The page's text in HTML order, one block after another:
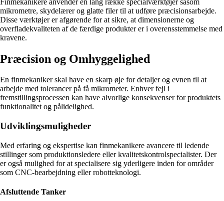
mikrometre, skydelærer og glatte filer til at udføre præcisionsarbejde.
Disse værktøjer er afgørende for at sikre, at dimensionerne og
overfladekvaliteten af de færdige produkter er i overensstemmelse med
kravene.
Præcision og Omhyggelighed
En finmekaniker skal have en skarp øje for detaljer og evnen til at
arbejde med tolerancer på få mikrometer. Enhver fejl i
fremstillingsprocessen kan have alvorlige konsekvenser for produktets
funktionalitet og pålidelighed.
Udviklingsmuligheder
Med erfaring og ekspertise kan finmekanikere avancere til ledende
stillinger som produktionsledere eller kvalitetskontrolspecialister. Der
er også mulighed for at specialisere sig yderligere inden for områder
som CNC-bearbejdning eller robotteknologi.
Afsluttende Tanker